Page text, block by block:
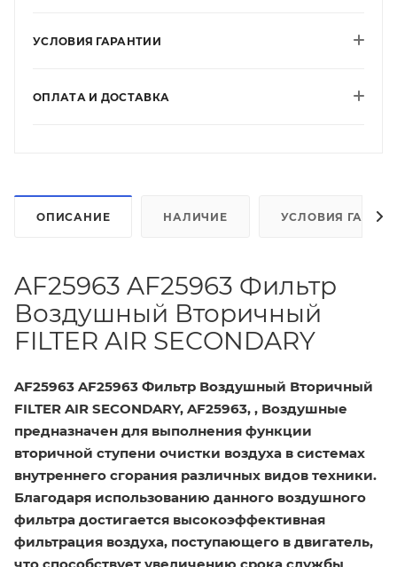
УСЛОВИЯ ГАРАНТИИ
ОПЛАТА И ДОСТАВКА
ОПИСАНИЕ НАЛИЧИЕ УСЛОВИЯ
AF25963 AF25963 Фильтр
Воздушный Вторичный
FILTER AIR SECONDARY
AF25963 AF25963 Фильтр Воздушный Вторичный
FILTER AIR SECONDARY, AF25963, , Воздушные
предназначен для выполнения функции
вторичной ступени очистки воздуха в системах
внутреннего сгорания различных видов техники.
Благодаря использованию данного воздушного
фильтра достигается высокоэффективная
фильтрация воздуха, поступающего в двигатель,
что способствует увеличению срока службы